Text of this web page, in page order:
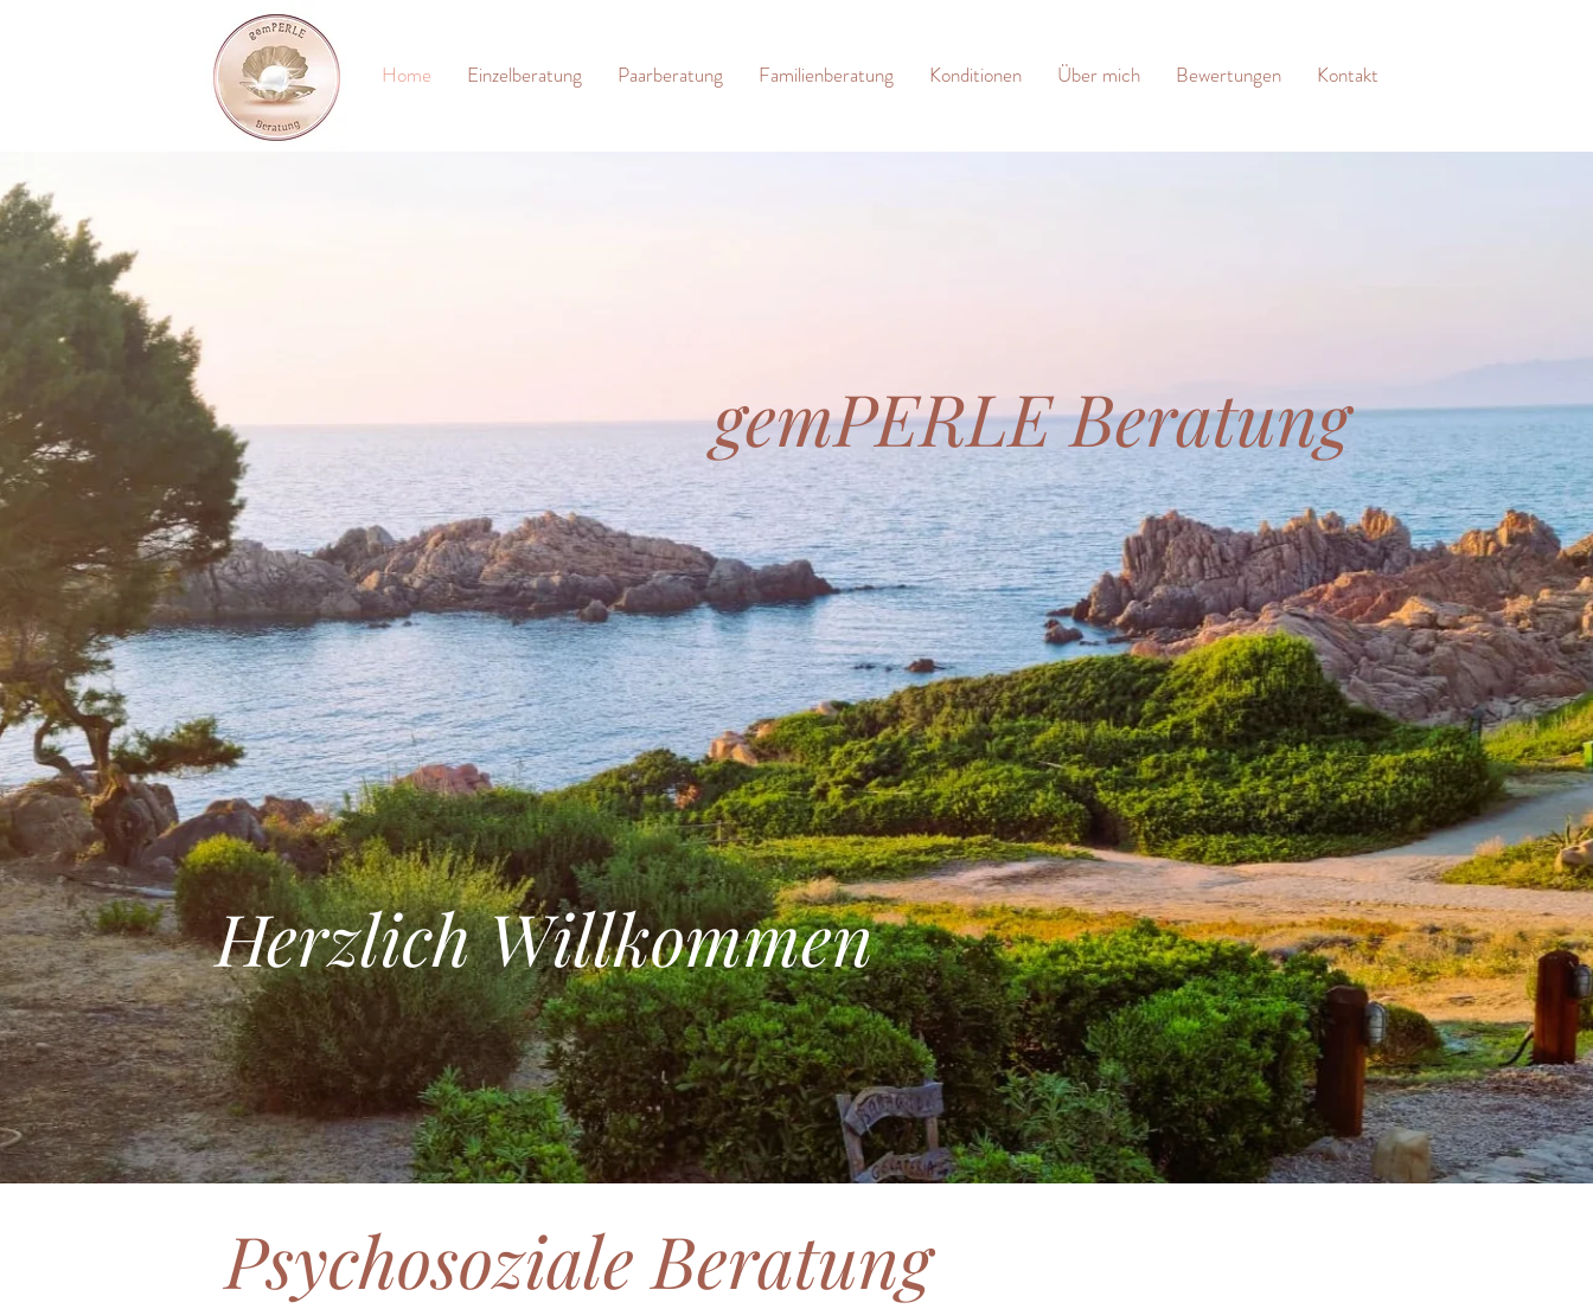
Home Einzelberatung Paarberatung Familienberatung Konditionen Über mich Bewertungen Kontakt
gemPERLE Beratung
Herzlich Willkommen
Psychosoziale Beratung